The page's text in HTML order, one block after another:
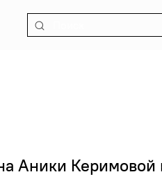
Аники Керимовой